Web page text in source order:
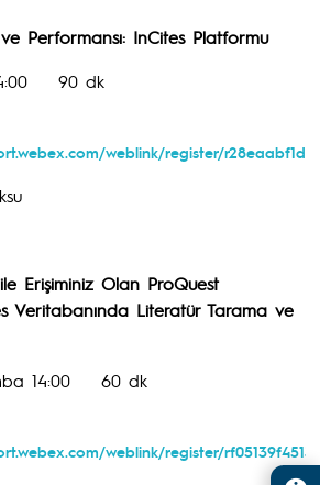
Performansı: InCites Platformu
90 dk
weblink/register/
Erişiminiz Olan ProQuest
Veritabanında Literatür Tarama ve
14:00 60 dk
weblink/register/